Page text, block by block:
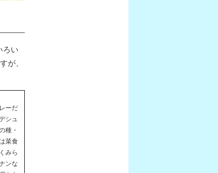
ろい
が、
ーだ
シュ
種・
菜食
みら
ンな